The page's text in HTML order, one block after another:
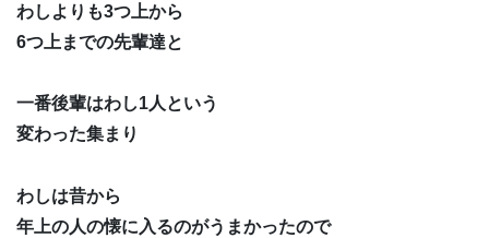
わしよりも3つ上から
6つ上までの先輩達と
一番後輩はわし1人という
変わった集まり
わしは昔から
年上の人の懐に入るのがうまかったので